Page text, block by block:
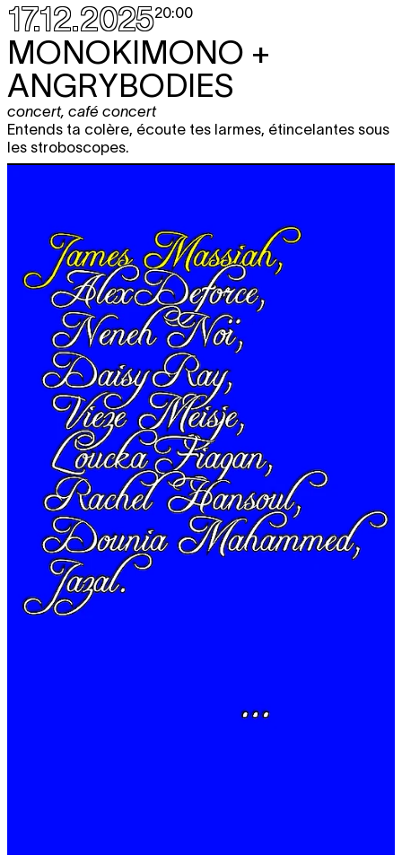
17.12.202520:00
MONOKIMONO +
ANGRYBODIES
concert, café concert
Entends ta colère, écoute tes larmes, étincelantes sous
les stroboscopes.